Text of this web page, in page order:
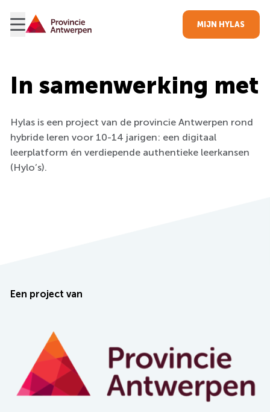
MIJN HYLAS
In samenwerking met
Hylas is een project van de provincie Antwerpen rond
hybride leren voor 10-14 jarigen: een digitaal
leerplatform én verdiepende authentieke leerkansen
(Hylo’s).
Een project van